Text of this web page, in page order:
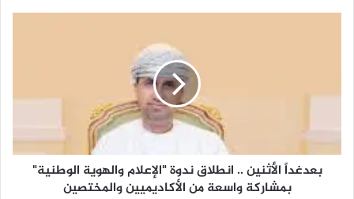
ل
أ
بعدغداً الأثنين .. انطلاق ندوة "الإعلام والهوية الوطنية"
بمشاركة واسعة من الأكاديميين والمختصين